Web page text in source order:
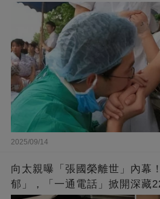
2025/09/14
向太親曝「張國榮離世」內幕
郁」，「一通電話」掀開深藏